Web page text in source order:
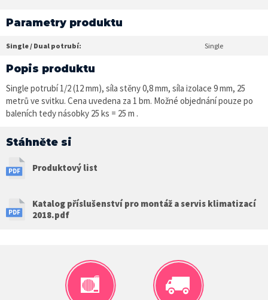
Parametry produktu
Single / Dual potrubí: Single
Popis produktu
Single potrubí 1/2 (12 mm), síla stěny 0,8 mm, síla izolace 9 mm, 25
metrů ve svitku. Cena uvedena za 1 bm. Možné objednání pouze po
baleních tedy násobky 25 ks = 25 m .
Stáhněte si
Produktový list
Katalog příslušenství pro montáž a servis klimatizací
2018.pdf